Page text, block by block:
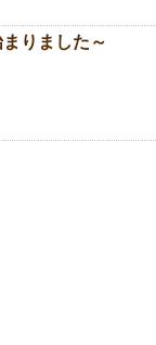
りました～